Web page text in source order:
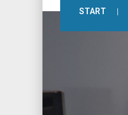
START